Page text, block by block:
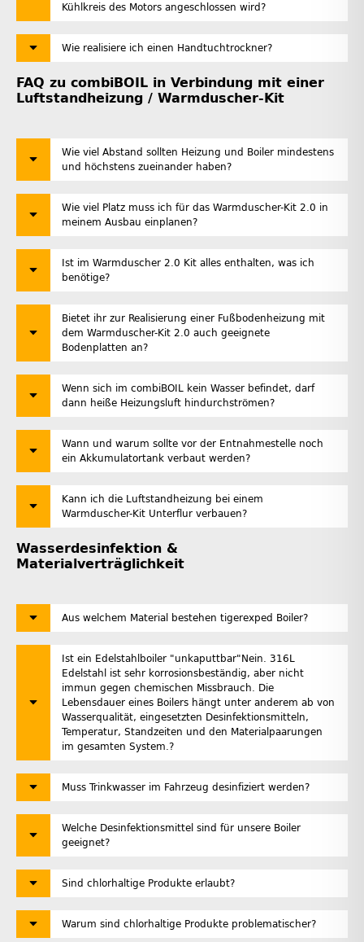
Kühlkreis des Motors angeschlossen wird?
Wie realisiere ich einen Handtuchtrockner?
FAQ zu combiBOIL in Verbindung mit einer
Luftstandheizung / Warmduscher-Kit
Wie viel Abstand sollten Heizung und Boiler mindestens
und höchstens zueinander haben?
Wie viel Platz muss ich für das Warmduscher-Kit 2.0 in
meinem Ausbau einplanen?
Ist im Warmduscher 2.0 Kit alles enthalten, was ich
benötige?
Bietet ihr zur Realisierung einer Fußbodenheizung mit
dem Warmduscher-Kit 2.0 auch geeignete
Bodenplatten an?
Wenn sich im combiBOIL kein Wasser befindet, darf
dann heiße Heizungsluft hindurchströmen?
Wann und warum sollte vor der Entnahmestelle noch
ein Akkumulatortank verbaut werden?
Kann ich die Luftstandheizung bei einem
Warmduscher-Kit Unterflur verbauen?
Wasserdesinfektion &
Materialverträglichkeit
Aus welchem Material bestehen tigerexped Boiler?
Ist ein Edelstahlboiler "unkaputtbar"Nein. 316L
Edelstahl ist sehr korrosionsbeständig, aber nicht
immun gegen chemischen Missbrauch. Die
Lebensdauer eines Boilers hängt unter anderem ab von
Wasserqualität, eingesetzten Desinfektionsmitteln,
Temperatur, Standzeiten und den Materialpaarungen
im gesamten System.?
Muss Trinkwasser im Fahrzeug desinfiziert werden?
Welche Desinfektionsmittel sind für unsere Boiler
geeignet?
Sind chlorhaltige Produkte erlaubt?
Warum sind chlorhaltige Produkte problematischer?